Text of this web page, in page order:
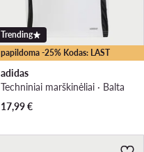
papildoma -25% Kodas: LAST
Trending
adidas
Techniniai marškinėliai · Balta
17,99€